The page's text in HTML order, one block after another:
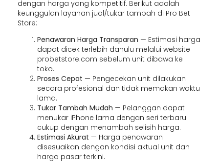
dengan harga yang kompetitif. Berikut adalah
keunggulan layanan jual/tukar tambah di Pro Bet
Store:
Penawaran Harga Transparan — Estimasi harga
dapat dicek terlebih dahulu melalui website
probetstore.com sebelum unit dibawa ke
toko.
Proses Cepat — Pengecekan unit dilakukan
secara profesional dan tidak memakan waktu
lama.
Tukar Tambah Mudah — Pelanggan dapat
menukar iPhone lama dengan seri terbaru
cukup dengan menambah selisih harga.
Estimasi Akurat — Harga penawaran
disesuaikan dengan kondisi aktual unit dan
harga pasar terkini.